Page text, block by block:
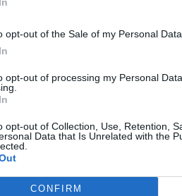
opt-out of the Sale of my Personal Data.
opt-out of processing my Personal
opt-out of Collection, Use, Retention,
Data that Is Unrelated with the
CONFIRM
του σώματός μας με
μελέτη για τη συσχέτιση